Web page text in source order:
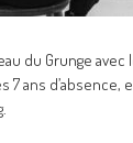
du Grunge
7 ans